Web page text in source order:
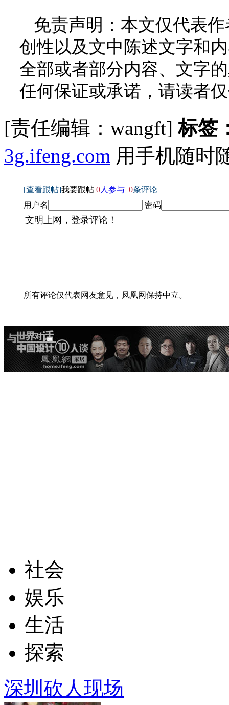
免责声明：本文仅代表
创性以及文中陈述文字和
全部或者部分内容、文字
任何保证或承诺，请读者
[责任编辑：wangft]标签
3g.ifeng.com 用手机随时
[查看跟帖]我要跟帖 0人参与 0条评论
用户名
密码
所有评论仅代表网友意见，凤凰网保持中立。
社会
娱乐
生活
探索
深圳砍人现场